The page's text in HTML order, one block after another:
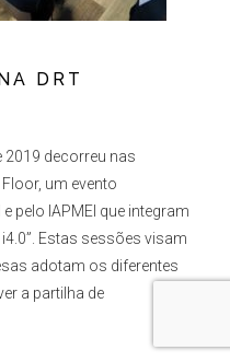
DRT
2019 decorreu nas
um evento
pelo IAPMEI que integram
Estas sessões visam
adotam os diferentes
a partilha de